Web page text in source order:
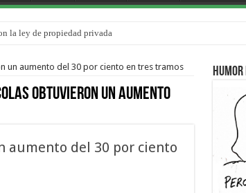
la ley de propiedad privada
¿A dónde ir? para este finde
un aumento del 30 por ciento en tres tramos
obtuvieron un aumento
aumento del 30 por ciento